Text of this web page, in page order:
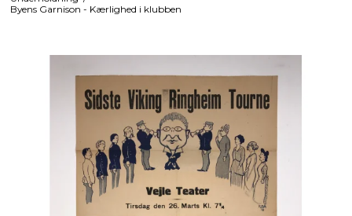
Byens Garnison - Kærlighed i klubben